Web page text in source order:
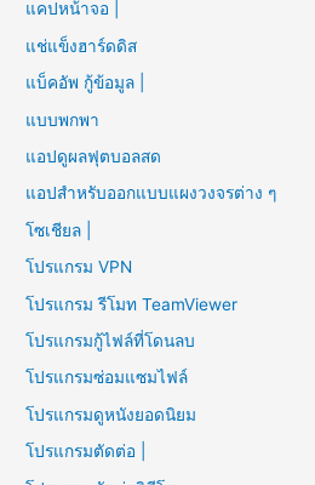
แคปหน้าจอ |
แช่แข็งฮาร์ดดิส
แบ็คอัพ กู้ข้อมูล |
แบบพกพา
แอปดูผลฟุตบอลสด
แอปสำหรับออกแบบแผงวงจรต่าง ๆ
โซเชียล |
โปรแกรม VPN
โปรแกรม รีโมท TeamViewer
โปรแกรมกู้ไฟล์ที่โดนลบ
โปรแกรมซ่อมแซมไฟล์
โปรแกรมดูหนังยอดนิยม
โปรแกรมตัดต่อ |